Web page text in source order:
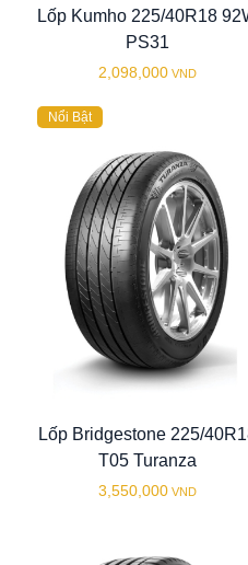
Lốp Kumho 225/40R18
PS31
2,098,000 VND
Nổi Bật
Lốp Bridgestone 225/
T05 Turanza
3,550,000 VND